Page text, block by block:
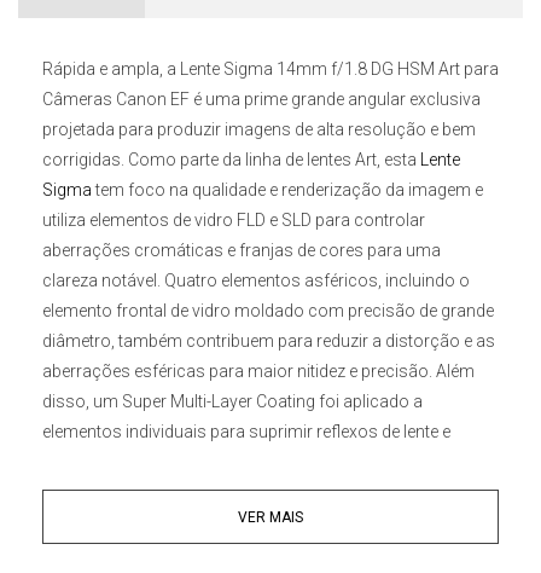
Rápida e ampla, a Lente Sigma 14mm f/1.8 DG HSM Art para
Câmeras Canon EF é uma prime grande angular exclusiva
projetada para produzir imagens de alta resolução e bem
corrigidas. Como parte da linha de lentes Art, esta Lente
Sigmatem foco na qualidade e renderização da imagem e
utiliza elementos de vidro FLD e SLD para controlar
aberrações cromáticas e franjas de cores para uma
clareza notável. Quatro elementos asféricos, incluindo o
elemento frontal de vidro moldado com precisão de grande
diâmetro, também contribuem para reduzir a distorção e as
aberrações esféricas para maior nitidez e precisão. Além
disso, um Super Multi-Layer Coating foi aplicado a
elementos individuais para suprimir reflexos de lente e
iluminação forte. Adequada para astrofotografia e
fotografia externa com pouca luz, esta lente apresenta uma
VER MAIS